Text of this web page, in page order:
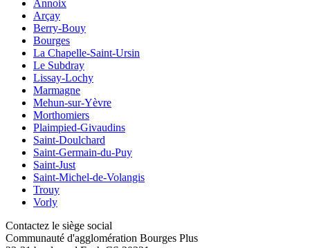
Annoix
Arçay
Berry-Bouy
Bourges
La Chapelle-Saint-Ursin
Le Subdray
Lissay-Lochy
Marmagne
Mehun-sur-Yèvre
Morthomiers
Plaimpied-Givaudins
Saint-Doulchard
Saint-Germain-du-Puy
Saint-Just
Saint-Michel-de-Volangis
Trouy
Vorly
Contactez le siège social
Communauté d'agglomération Bourges Plus